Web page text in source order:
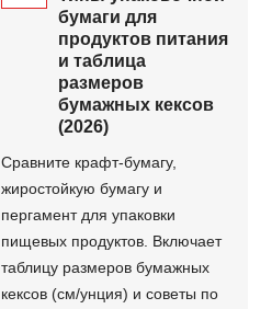
бумаги для
продуктов питания
и таблица
размеров
бумажных кексов
(2026)
Сравните крафт-бумагу,
жиростойкую бумагу и
пергамент для упаковки
пищевых продуктов. Включает
таблицу размеров бумажных
кексов (см/унция) и советы по